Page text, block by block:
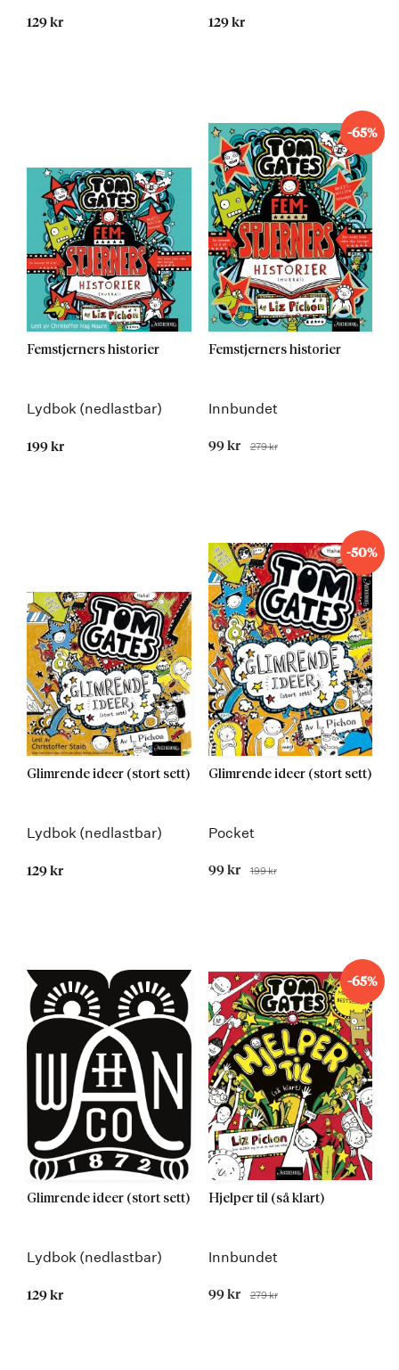
129 kr 129 kr
Femstjerners historier
Lydbok (nedlastbar)
199 kr
-65%
Femstjerners historier
Innbundet
Tilbudspris
99 kr Før
279 kr
Glimrende ideer (stort sett)
Lydbok (nedlastbar)
129 kr
-50%
Glimrende ideer (stort sett)
Pocket
Tilbudspris
99 kr Før
199 kr
Glimrende ideer (stort sett)
Lydbok (nedlastbar)
129 kr
-65%
Hjelper til (så klart)
Innbundet
Tilbudspris
99 kr Før
279 kr